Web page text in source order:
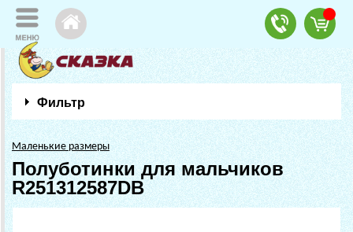
Фильтр
Маленькие размеры
Полуботинки для мальчиков
R251312587DB